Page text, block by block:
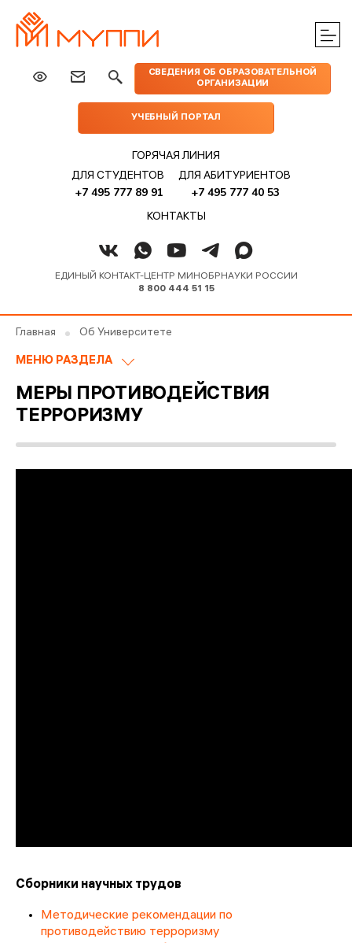
СВЕДЕНИЯ ОБ ОБРАЗОВАТЕЛЬНОЙ
ОРГАНИЗАЦИИ
УЧЕБНЫЙ ПОРТАЛ
ГОРЯЧАЯ ЛИНИЯ
ДЛЯ СТУДЕНТОВ
+7 495 777 89 91
ДЛЯ АБИТУРИЕНТОВ
+7 495 777 40 53
КОНТАКТЫ
ЕДИНЫЙ КОНТАКТ-ЦЕНТР МИНОБРНАУКИ РОССИИ
8 800 444 51 15
МЕРОПРИЯТИЯ
ПРАКТИЧЕСКОЙ
ИЗДАТЕЛЬСТВО
МУППИ
Главная Об Университете
МЕНЮ РАЗДЕЛА
МЕРЫ ПРОТИВОДЕЙСТВИЯ
ТЕРРОРИЗМУ
Сборники научных трудов
Методические рекомендации по
противодействию терроризму